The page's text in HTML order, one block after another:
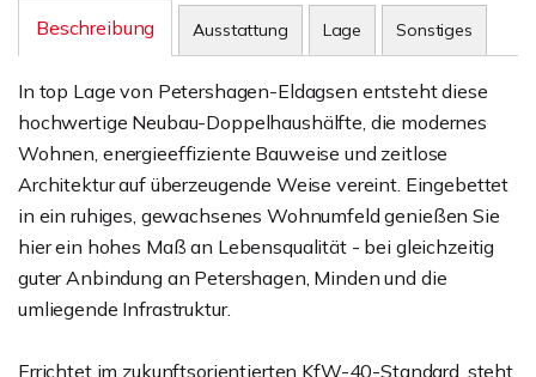
Beschreibung Ausstattung Lage Sonstiges
In top Lage von Petershagen-Eldagsen entsteht diese
hochwertige Neubau-Doppelhaushälfte, die modernes
Wohnen, energieeffiziente Bauweise und zeitlose
Architektur auf überzeugende Weise vereint. Eingebettet
in ein ruhiges, gewachsenes Wohnumfeld genießen Sie
hier ein hohes Maß an Lebensqualität - bei gleichzeitig
guter Anbindung an Petershagen, Minden und die
umliegende Infrastruktur.
Errichtet im zukunftsorientierten KfW-40-Standard, steht